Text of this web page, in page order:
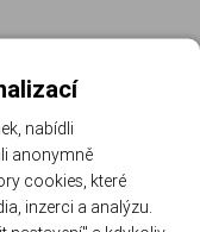
a už Vám
nabídli
anonymně
cookies, které
inzerci a analýzu.